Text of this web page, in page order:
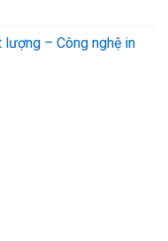
lượng – Công nghệ in